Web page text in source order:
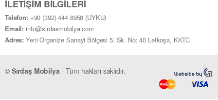
İLETIŞIM BILGILERI
Telefon: +90 (392) 444 8958 (UYKU)
Email:info@sirdasmobilya.com
Adres:Yeni Organize Sanayi Bölgesi 5. Sk. No: 40 Lefkoşa, KKTC
© Sırdaş Mobilya - Tüm hakları saklıdır.